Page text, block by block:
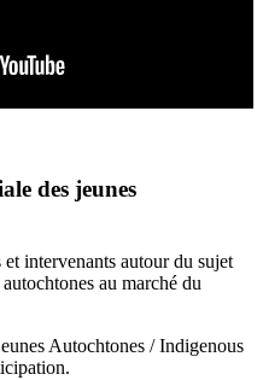
des jeunes
intervenants autour du sujet
au marché du
Autochtones / Indigenous